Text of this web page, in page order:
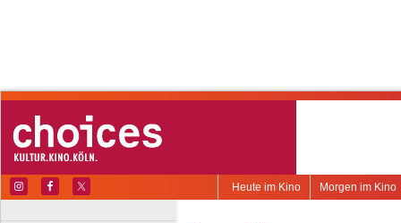
Morgen im Kino
Heute im Kino